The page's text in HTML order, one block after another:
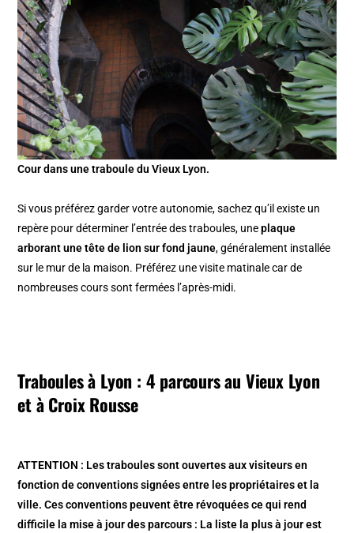
Cour dans une traboule du Vieux Lyon.
Si vous préférez garder votre autonomie, sachez qu’il existe un
repère pour déterminer l’entrée des traboules, uneplaque
arborant une tête de lion sur fond jaune, généralement installée
sur le mur de la maison. Préférez une visite matinale car de
nombreuses cours sont fermées l’après-midi.
Traboules à Lyon : 4 parcours au Vieux Lyon
et à Croix Rousse
ATTENTION : Les traboules sont ouvertes aux visiteurs en
fonction de conventions signées entre les propriétaires et la
ville. Ces conventions peuvent être révoquées ce qui rend
difficile la mise à jour des parcours : La liste la plus à jour est